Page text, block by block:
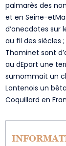
palmarès des
et en Seine-
d’anecdotes sur
au fil des siècles
Thominet sont
au dEpart une
surnommait un
Lantenois un
Coquillard en